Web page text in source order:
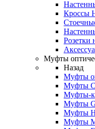
Кроссы
Розетки
Муфты
Назад
Муфты
Муфты
Муфты-
Муфты
Муфты
Муфты